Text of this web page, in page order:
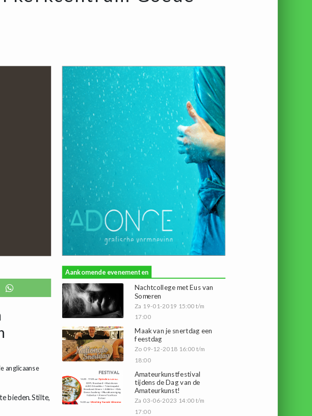
anglicaanse
bieden. Stilte,
Aankomende evenementen
Nachtcollege met Eus van
Someren
Za 19-01-2019 15:00 t/m
17:00
Maak van je snertdag een
feestdag
Zo 09-12-2018 16:00 t/m
18:00
Amateurkunstfestival
tijdens de Dag van de
Amateurkunst!
Za 03-06-2023 14:00 t/m
17:00